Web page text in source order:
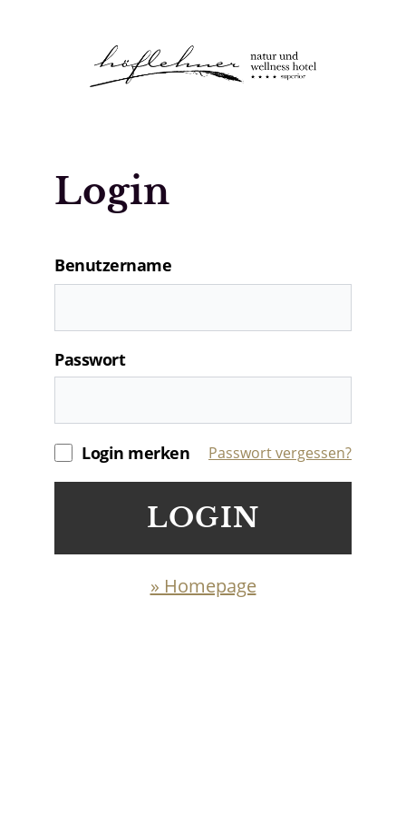
Logo Natur- und Wellnesshotel
Login
Benutzername
Passwort
Login merken Passwort vergessen?
LOGIN
» Homepage